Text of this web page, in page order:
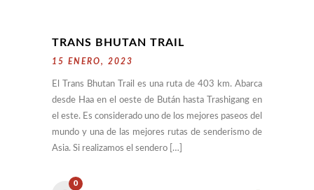
TRANS BHUTAN TRAIL
15 ENERO, 2023
El Trans Bhutan Trail es una ruta de 403 km. Abarca
desde Haa en el oeste de Bután hasta Trashigang en
el este. Es considerado uno de los mejores paseos del
mundo y una de las mejores rutas de senderismo de
Asia. Si realizamos el sendero […]
0